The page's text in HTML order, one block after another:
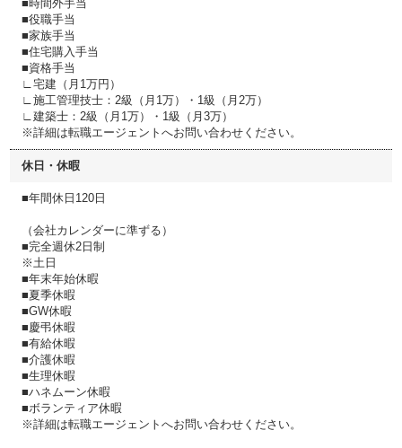
■時間外手当
■役職手当
■家族手当
■住宅購入手当
■資格手当
∟宅建（月1万円）
∟施工管理技士：2級（月1万）・1級（月2万）
∟建築士：2級（月1万）・1級（月3万）
※詳細は転職エージェントへお問い合わせください。
休日・休暇
■年間休日120日
（会社カレンダーに準ずる）
■完全週休2日制
※土日
■年末年始休暇
■夏季休暇
■GW休暇
■慶弔休暇
■有給休暇
■介護休暇
■生理休暇
■ハネムーン休暇
■ボランティア休暇
※詳細は転職エージェントへお問い合わせください。